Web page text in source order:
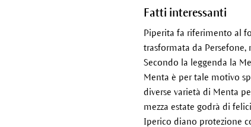
Fatti interessanti
Piperita fa riferimento al
trasformata da
Secondo la leggenda la
Menta è per tale motivo
diverse varietà di Menta
mezza estate godrà di
Iperico diano protezione